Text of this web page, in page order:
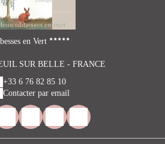
en Vert
SUR BELLE - FRANCE
+33 6 76 82 85 10
Contacter par email